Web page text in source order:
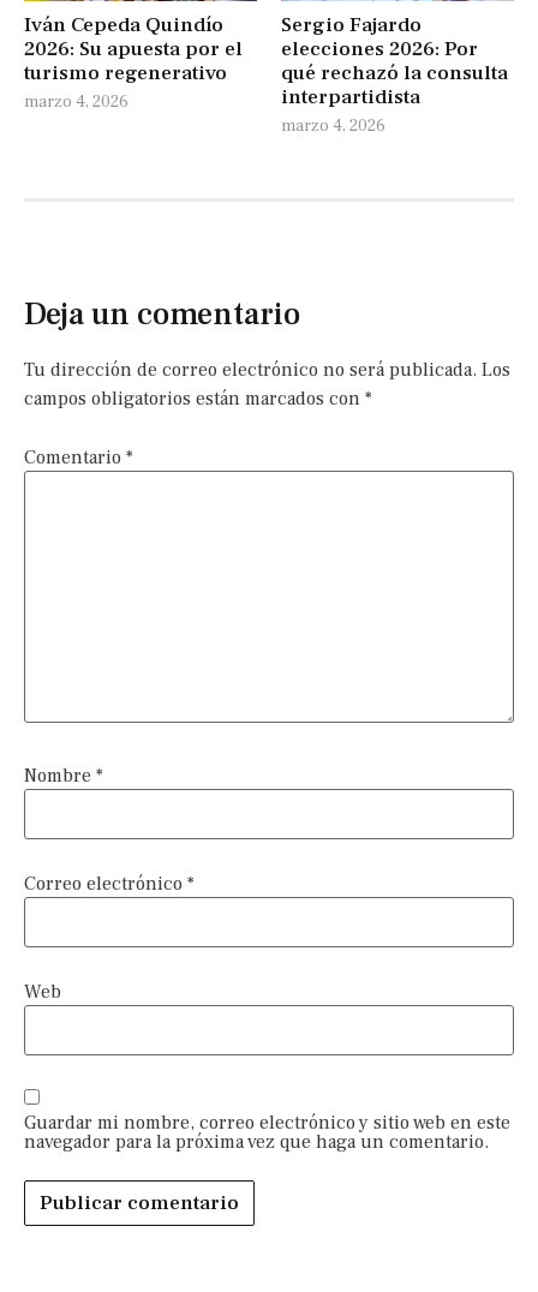
Iván Cepeda Quindío
2026: Su apuesta por el
turismo regenerativo
marzo 4, 2026
Sergio Fajardo
elecciones 2026: Por
qué rechazó la consulta
interpartidista
marzo 4, 2026
Deja un comentario
Tu dirección de correo electrónico no será publicada. Los
campos obligatorios están marcados con *
Comentario *
Nombre *
Correo electrónico *
Web
Guardar mi nombre, correo electrónico y sitio web en este
navegador para la próxima vez que haga un comentario.